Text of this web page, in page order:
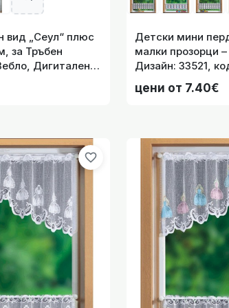
вид „Сеул“ плюс
за Тръбен
Дигитален
002
Детски мини
малки прозорци
Дизайн: 33521,
цени от 7.40€
favorite_border
на принцеси за малки прозорци –
на мечета за малки прозорци –
пердета с анимационни Дисни герои,